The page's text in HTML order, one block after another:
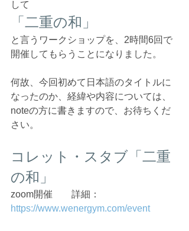
して
「二重の和」
と言うワークショップを、2時間6回で
開催してもらうことになりました。
何故、今回初めて日本語のタイトルに
なったのか、経緯や内容については、
noteの方に書きますので、お待ちくだ
さい。
コレット・スタブ「二重
の和」
zoom開催　　詳細：
https://www.wenergym.com/event